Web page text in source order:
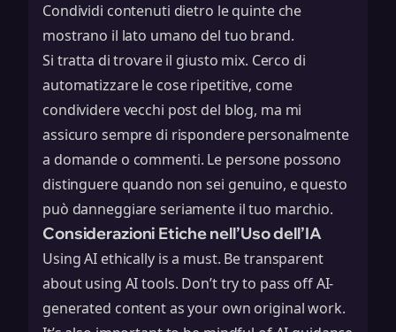
Condividi contenuti dietro le quinte che
mostrano il lato umano del tuo brand.
Si tratta di trovare il giusto mix. Cerco di
automatizzare le cose ripetitive, come
condividere vecchi post del blog, ma mi
assicuro sempre di rispondere personalmente
a domande o commenti. Le persone possono
distinguere quando non sei genuino, e questo
può danneggiare seriamente il tuo marchio.
Considerazioni Etiche nell’Uso dell’IA
Using AI ethically is a must. Be transparent
about using AI tools. Don’t try to pass off AI-
generated content as your own original work.